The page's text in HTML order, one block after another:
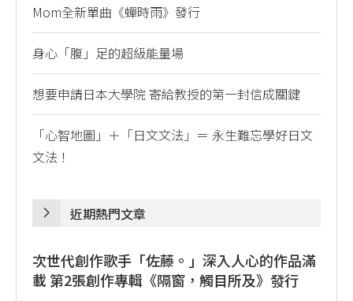
Mom全新單曲《蟬時雨》發行
身心「腹」足的超級能量場
想要申請日本大學院 寄給教授的第一封信成關鍵
「心智地圖」＋「日文文法」＝ 永生難忘學好日文
文法！
近期熱門文章
次世代創作歌手「佐藤。」深入人心的作品滿
載 第2張創作專輯《隔窗，觸目所及》發行